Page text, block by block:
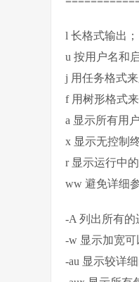
l 长格式输出；
u 按用户名和
j 用任务格式来
f 用树形格式
a 显示所有用
x 显示无控制
r 显示运行中的
ww 避免详细
-A 列出所有的
-w 显示加宽
-au 显示较详